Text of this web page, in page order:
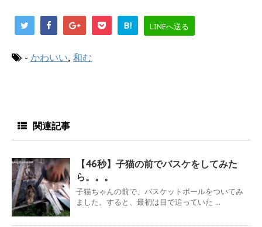
B! LINEへ送る
- かわいい, 和む
関連記事
【46秒】子猫の前でバスケをしてみた
ら。。。
子猫ちゃんの前で、バスケットボールをついてみ
ました。すると、最初は目で追っていた ...